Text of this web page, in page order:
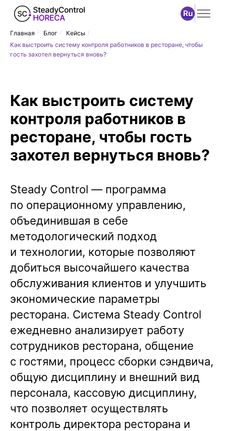
Главная / Блог / Кейсы /
Как выстроить систему контроля работников в ресторане, чтобы
гость захотел вернуться вновь?
Как выстроить систему
контроля работников в
ресторане, чтобы гость
захотел вернуться вновь?
Steady Control — программа
по операционному управлению,
объединившая в себе
методологический подход
и технологии, которые позволяют
добиться высочайшего качества
обслуживания клиентов и улучшить
экономические параметры
ресторана. Система Steady Control
ежедневно анализирует работу
сотрудников ресторана, общение
с гостями, процесс сборки сэндвича,
общую дисциплину и внешний вид
персонала, кассовую дисциплину,
что позволяет осуществлять
контроль директора ресторана и